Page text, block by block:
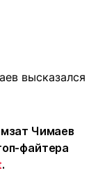
Чимаев
файтера
.